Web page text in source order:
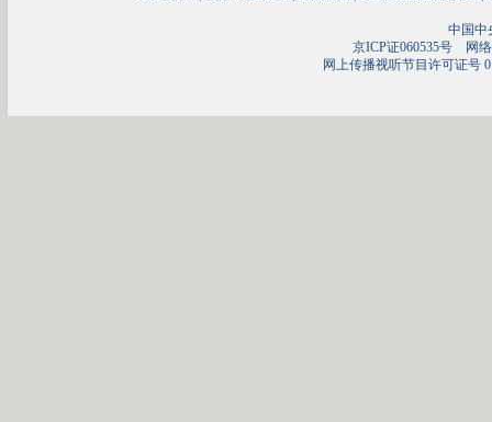
中国中
京ICP证060535号网络
网上传播视听节目许可证号